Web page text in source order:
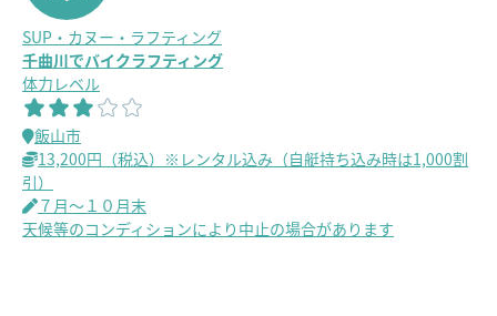
SUP・カヌー・ラフティング
千曲川でバイクラフティング
体力レベル
飯山市
13,200円（税込）※レンタル込み（自艇持ち込み時は1,000割
引）
７月～１０月末
天候等のコンディションにより中止の場合があります